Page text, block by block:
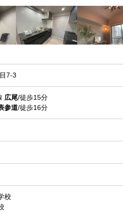
7-3
広尾/徒歩15分
参道/徒歩16分
校